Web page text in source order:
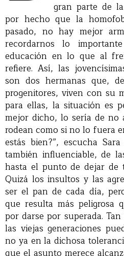
gran parte de
por hecho que la
pasado, no hay mejor
recordarnos lo
educación en lo que al
refiere. Así, las
son dos hermanas que,
progenitores, viven con su
para ellas, la situación es
mejor dicho, lo sería de no
rodean como si no lo fuera
estás bien?”, escucha
también influenciable, de
hasta el punto de dejar de
Quizá los insultos y las
ser el pan de cada día,
que resulta más peligrosa
por darse por superada.
las viejas generaciones
no ya en la dichosa
que el asunto merece